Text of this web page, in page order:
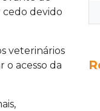
cedo devido
veterinários
o acesso da